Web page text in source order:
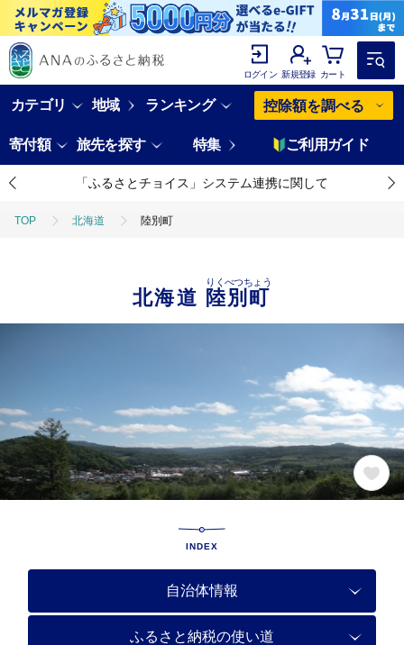
ログイン 新規登録 カート
カテゴリ 地域 ランキング 控除額を調べる
寄付額 旅先を探す 特集 ご利用ガイド
「ふるさとチョイス」システム連携に関して
TOP 北海道 陸別町
北海道 陸別町
りくべつちょう
INDEX
自治体情報
ふるさと納税の使い道